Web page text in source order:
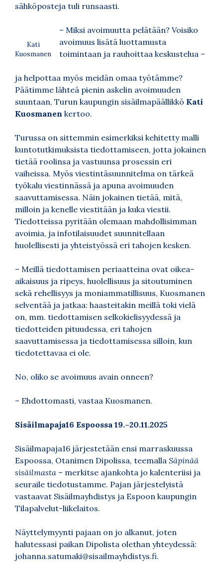
sähköposteja tuli runsaasti.
Kati
Kuosmanen
– Miksi avoimuutta pelätään? Voisiko
avoimuus lisätä luottamusta
toimintaan ja rauhoittaa keskustelua –
ja helpottaa myös meidän omaa työtämme?
Päätimme lähteä pienin askelin avoimuuden
suuntaan, Turun kaupungin sisäilmapäällikkö Kati
Kuosmanen kertoo.
Turussa on sittemmin esimerkiksi kehitetty malli
kuntotutkimuksista tiedottamiseen, jotta jokainen
tietää roolinsa ja vastuunsa prosessin eri
vaiheissa. Myös viestintäsuunnitelma on tärkeä
työkalu viestinnässä ja apuna avoimuuden
saavuttamisessa. Näin jokainen tietää, mitä,
milloin ja kenelle viestitään ja kuka viestii.
Tiedotteissa pyritään olemaan mahdollisimman
avoimia, ja infotilaisuudet suunnitellaan
huolellisesti ja yhteistyössä eri tahojen kesken.
– Meillä tiedottamisen periaatteina ovat oikea-
aikaisuus ja ripeys, huolellisuus ja sitoutuminen
sekä rehellisyys ja moniammatillisuus, Kuosmanen
selventää ja jatkaa: haasteitakin meillä toki vielä
on, mm. tiedottamisen selkokielisyydessä ja
tiedotteiden pituudessa, eri tahojen
saavuttamisessa ja tiedottamisessa silloin, kun
tiedotettavaa ei ole.
No, oliko se avoimuus avain onneen?
– Ehdottomasti, vastaa Kuosmanen.
Sisäilmapaja16 Espoossa 19.–20.11.2025
Sisäilmapaja16 järjestetään ensi marraskuussa
Espoossa, Otanimen Dipolissa, teemalla Säpinää
sisäilmasta – merkitse ajankohta jo kalenteriisi ja
seuraile tiedotustamme. Pajan järjestelyistä
vastaavat Sisäilmayhdistys ja Espoon kaupungin
Tilapalvelut-liikelaitos.
Näyttelymyynti pajaan on jo alkanut, joten
halutessasi paikan Dipolista olethan yhteydessä:
johanna.satumaki@sisailmayhdistys.fi.